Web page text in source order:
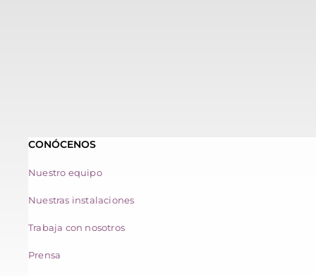
CONÓCENOS
Nuestro equipo
Nuestras instalaciones
Trabaja con nosotros
Prensa